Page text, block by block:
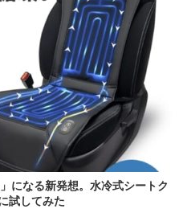
になる新発想。水冷式シートク
試してみた